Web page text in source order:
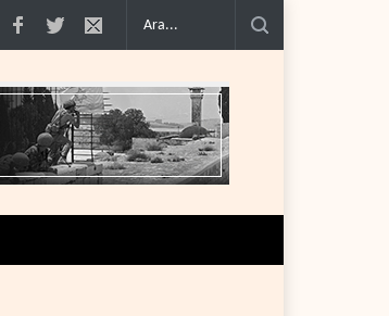
Colani'den Trump'a Rusya jesti.. İsrail basınından terörist